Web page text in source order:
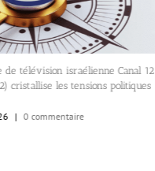
de télévision israélienne Canal 12
cristallise les tensions politiques
| 0 commentaire